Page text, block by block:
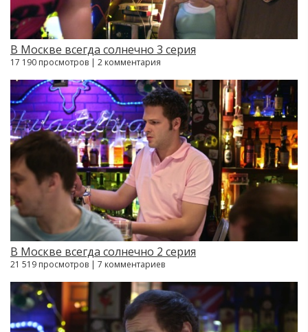
В Москве всегда солнечно 3 серия
17 190 просмотров | 2 комментария
В Москве всегда солнечно 2 серия
21 519 просмотров | 7 комментариев